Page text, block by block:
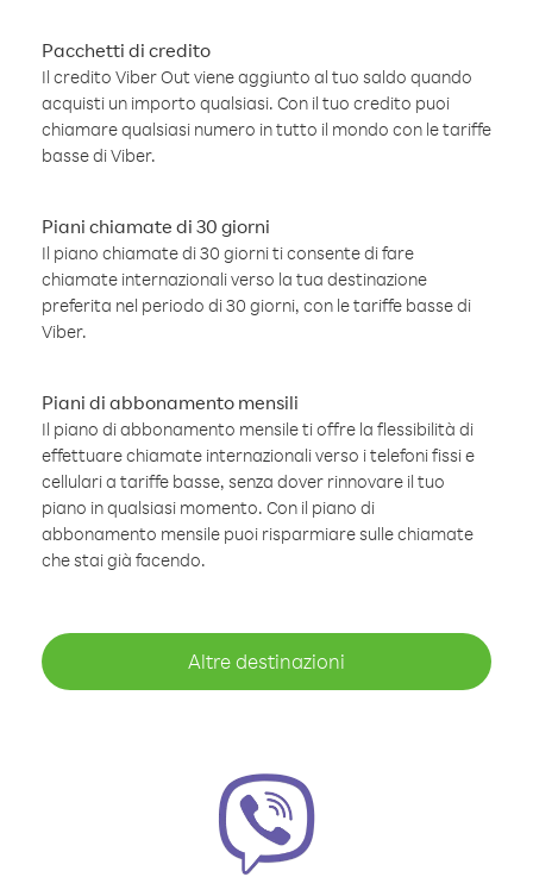
Pacchetti di credito
Il credito Viber Out viene aggiunto al tuo saldo quando
acquisti un importo qualsiasi. Con il tuo credito puoi
chiamare qualsiasi numero in tutto il mondo con le tariffe
basse di Viber.
Piani chiamate di 30 giorni
Il piano chiamate di 30 giorni ti consente di fare
chiamate internazionali verso la tua destinazione
preferita nel periodo di 30 giorni, con le tariffe basse di
Viber.
Piani di abbonamento mensili
Il piano di abbonamento mensile ti offre la flessibilità di
effettuare chiamate internazionali verso i telefoni fissi e
cellulari a tariffe basse, senza dover rinnovare il tuo
piano in qualsiasi momento. Con il piano di
abbonamento mensile puoi risparmiare sulle chiamate
che stai già facendo.
Altre destinazioni